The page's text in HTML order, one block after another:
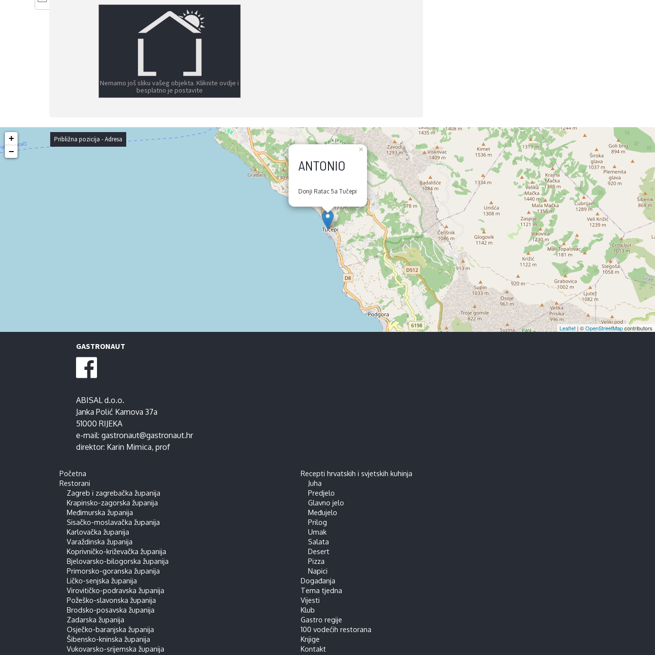
Nemamo još sliku vašeg objekta. Kliknite ovdje i
besplatno je postavite
ANTONIO
Donji Ratac 5a Tučepi
×
+
−
Leaflet | ©OpenStreetMapcontributors
Približna pozicija - Adresa
GASTRONAUT
ABISAL d.o.o.
Janka Polić Kamova 37a
51000 RIJEKA
e-mail: gastronaut@gastronaut.hr
direktor: Karin Mimica, prof
Početna
Restorani
Zagreb i zagrebačka županija
Krapinsko-zagorska županija
Međimurska županija
Sisačko-moslavačka županija
Karlovačka županija
Varaždinska županija
Koprivničko-križevačka županija
Bjelovarsko-bilogorska županija
Primorsko-goranska županija
Ličko-senjska županija
Virovitičko-podravska županija
Požeško-slavonska županija
Brodsko-posavska županija
Zadarska županija
Osječko-baranjska županija
Šibensko-kninska županija
Vukovarsko-srijemska županija
Recepti hrvatskih i svjetskih kuhinja
Juha
Predjelo
Glavno jelo
Međujelo
Prilog
Umak
Salata
Desert
Pizza
Napici
Događanja
Tema tjedna
Vijesti
Klub
Gastro regije
100 vodećih restorana
Knjige
Kontakt